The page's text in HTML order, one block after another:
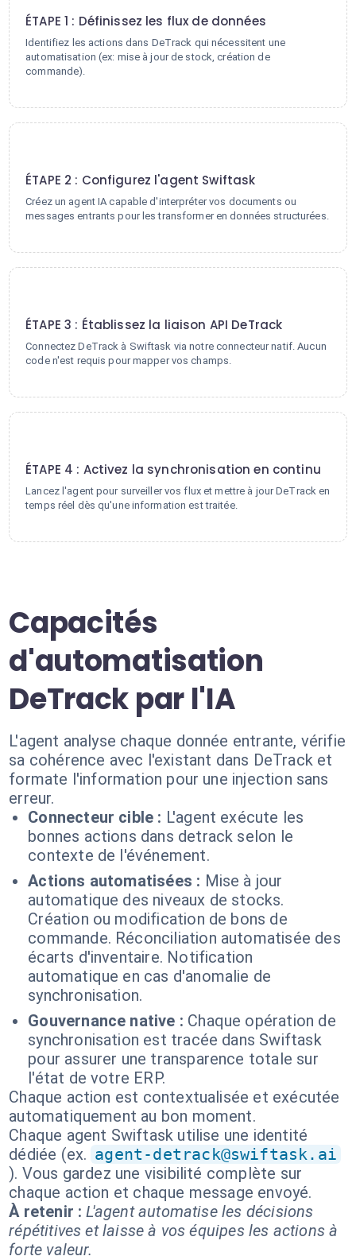
ÉTAPE 1 : Définissez les flux de données
Identifiez les actions dans DeTrack qui nécessitent une
automatisation (ex: mise à jour de stock, création de
commande).
ÉTAPE 2 : Configurez l'agent Swiftask
Créez un agent IA capable d'interpréter vos documents ou
messages entrants pour les transformer en données structurées.
ÉTAPE 3 : Établissez la liaison API DeTrack
Connectez DeTrack à Swiftask via notre connecteur natif. Aucun
code n'est requis pour mapper vos champs.
ÉTAPE 4 : Activez la synchronisation en continu
Lancez l'agent pour surveiller vos flux et mettre à jour DeTrack en
temps réel dès qu'une information est traitée.
Capacités
d'automatisation
DeTrack par l'IA
L'agent analyse chaque donnée entrante, vérifie
sa cohérence avec l'existant dans DeTrack et
formate l'information pour une injection sans
erreur.
Connecteur cible : L'agent exécute les
bonnes actions dans detrack selon le
contexte de l'événement.
Actions automatisées : Mise à jour
automatique des niveaux de stocks.
Création ou modification de bons de
commande. Réconciliation automatisée des
écarts d'inventaire. Notification
automatique en cas d'anomalie de
synchronisation.
Gouvernance native : Chaque opération de
synchronisation est tracée dans Swiftask
pour assurer une transparence totale sur
l'état de votre ERP.
Chaque action est contextualisée et exécutée
automatiquement au bon moment.
Chaque agent Swiftask utilise une identité
dédiée (ex. agent-detrack@swiftask.ai
). Vous gardez une visibilité complète sur
chaque action et chaque message envoyé.
À retenir : L'agent automatise les décisions
répétitives et laisse à vos équipes les actions à
forte valeur.